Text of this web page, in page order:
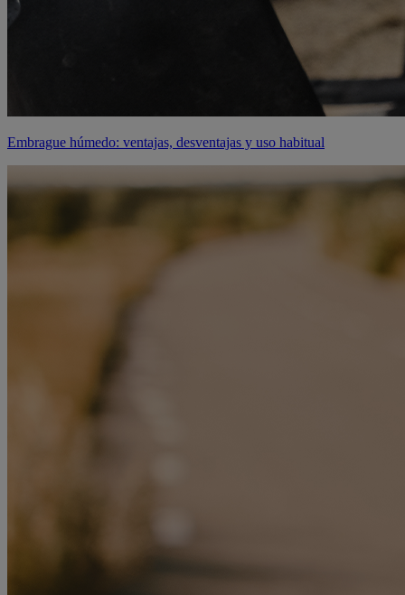
Embrague húmedo: ventajas, desventajas y uso habitual